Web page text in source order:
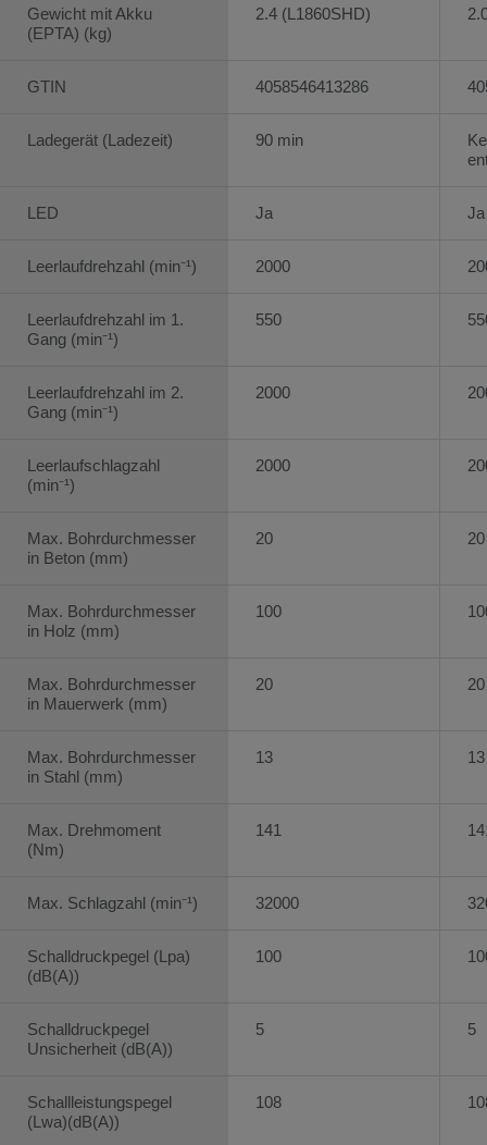
Gewicht mit Akku
(EPTA) (kg)
GTIN
Ladegerät (Ladezeit)
LED
Leerlaufdrehzahl (min⁻¹)
Leerlaufdrehzahl im 1.
Gang (min⁻¹)
Leerlaufdrehzahl im 2.
Gang (min⁻¹)
Leerlaufschlagzahl
(min⁻¹)
Max. Bohrdurchmesser
in Beton (mm)
Max. Bohrdurchmesser
in Holz (mm)
Max. Bohrdurchmesser
in Mauerwerk (mm)
Max. Bohrdurchmesser
in Stahl (mm)
Max. Drehmoment
(Nm)
Max. Schlagzahl (min⁻¹)
Schalldruckpegel (Lpa)
(dB(A))
Schalldruckpegel
Unsicherheit (dB(A))
Schallleistungspegel
(Lwa)(dB(A))
2.4 (L1860SHD)
4058546413286
90 min
Ja
2000
550
2000
2000
20
100
20
13
141
32000
100
5
108
Ja
20
20
13
5